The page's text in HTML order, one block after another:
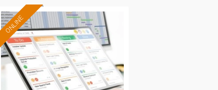
ONLINE
Formación 100%
subvencionada.
Para desempleados,
trabajadores y autónomos.